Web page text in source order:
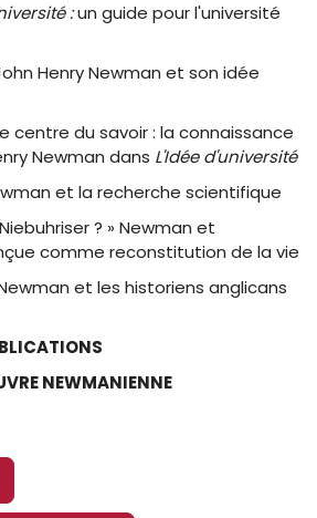
:un guide pour l'université
Henry Newman et son idée
centre du savoir : la connaissance
Newman dans L'Idée d'université
et la recherche scientifique
? » Newman et
comme reconstitution de la vie
et les historiens anglicans
NEWMANIENNE